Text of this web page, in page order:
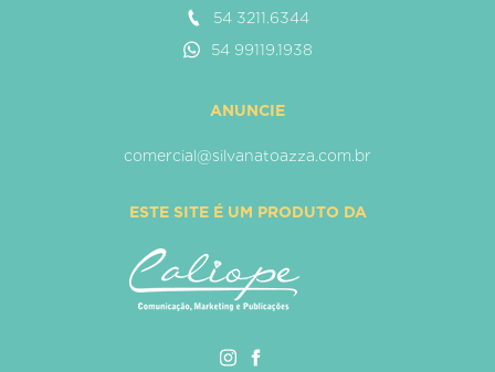
54 3211.6344
54 99119.1938
ANUNCIE
comercial@silvanatoazza.com.br
ESTE SITE É UM PRODUTO DA